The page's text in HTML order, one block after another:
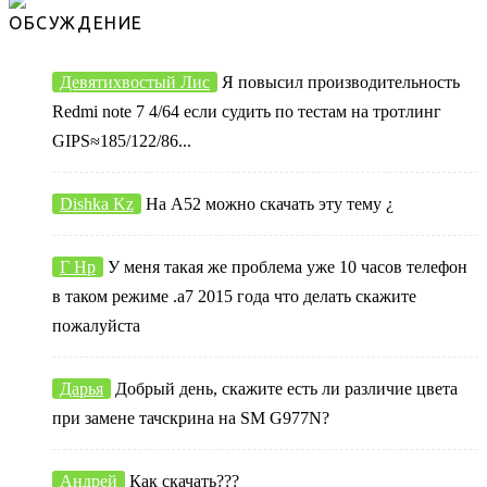
ОБСУЖДЕНИЕ
Девятихвостый Лис
Я повысил производительность
Redmi note 7 4/64 если судить по тестам на тротлинг
GIPS≈185/122/86...
Dishka Kz На А52 можно скачать эту тему ¿
Г Нр
У меня такая же проблема уже 10 часов телефон
в таком режиме .а7 2015 года что делать скажите
пожалуйста
Дарья
Добрый день, скажите есть ли различие цвета
при замене тачскрина на SM G977N?
Андрей Как скачать???